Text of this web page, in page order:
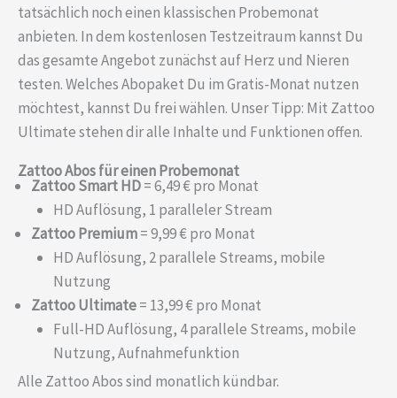
tatsächlich noch einen klassischen Probemonat
anbieten. In dem kostenlosen Testzeitraum kannst Du
das gesamte Angebot zunächst auf Herz und Nieren
testen. Welches Abopaket Du im Gratis-Monat nutzen
möchtest, kannst Du frei wählen. Unser Tipp: Mit Zattoo
Ultimate stehen dir alle Inhalte und Funktionen offen.
Zattoo Abos für einen Probemonat
Zattoo Smart HD= 6,49 € pro Monat
HD Auflösung, 1 paralleler Stream
Zattoo Premium= 9,99 € pro Monat
HD Auflösung, 2 parallele Streams, mobile
Nutzung
Zattoo Ultimate= 13,99 € pro Monat
Full-HD Auflösung, 4 parallele Streams, mobile
Nutzung, Aufnahmefunktion
Alle Zattoo Abos sind monatlich kündbar.